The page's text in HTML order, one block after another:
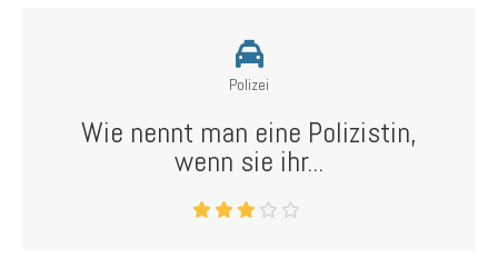
Polizei
Wie nennt man eine Polizistin,
wenn sie ihr...